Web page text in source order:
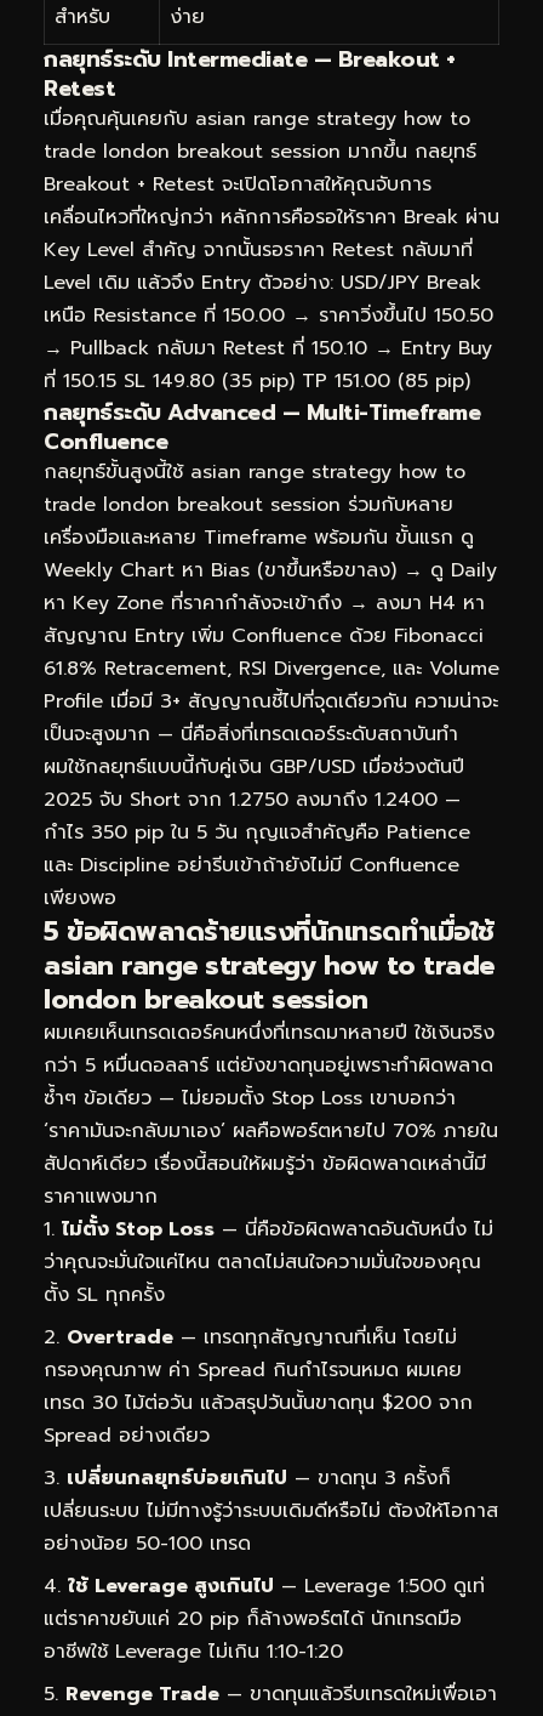
สำหรับ
ง่าย
กลยุทธ์ระดับ Intermediate — Breakout +
Retest
เมื่อคุณคุ้นเคยกับ asian range strategy how to
trade london breakout session มากขึ้น กลยุทธ์
Breakout + Retest จะเปิดโอกาสให้คุณจับการ
เคลื่อนไหวที่ใหญ่กว่า หลักการคือรอให้ราคา Break ผ่าน
Key Level สำคัญ จากนั้นรอราคา Retest กลับมาที่
Level เดิม แล้วจึง Entry ตัวอย่าง: USD/JPY Break
เหนือ Resistance ที่ 150.00 → ราคาวิ่งขึ้นไป 150.50
→ Pullback กลับมา Retest ที่ 150.10 → Entry Buy
ที่ 150.15 SL 149.80 (35 pip) TP 151.00 (85 pip)
กลยุทธ์ระดับ Advanced — Multi-Timeframe
Confluence
กลยุทธ์ขั้นสูงนี้ใช้ asian range strategy how to
trade london breakout session ร่วมกับหลาย
เครื่องมือและหลาย Timeframe พร้อมกัน ขั้นแรก ดู
Weekly Chart หา Bias (ขาขึ้นหรือขาลง) → ดู Daily
หา Key Zone ที่ราคากำลังจะเข้าถึง → ลงมา H4 หา
สัญญาณ Entry เพิ่ม Confluence ด้วย Fibonacci
61.8% Retracement, RSI Divergence, และ Volume
Profile เมื่อมี 3+ สัญญาณชี้ไปที่จุดเดียวกัน ความน่าจะ
เป็นจะสูงมาก — นี่คือสิ่งที่เทรดเดอร์ระดับสถาบันทำ
ผมใช้กลยุทธ์แบบนี้กับคู่เงิน GBP/USD เมื่อช่วงต้นปี
2025 จับ Short จาก 1.2750 ลงมาถึง 1.2400 —
กำไร 350 pip ใน 5 วัน กุญแจสำคัญคือ Patience
และ Discipline อย่ารีบเข้าถ้ายังไม่มี Confluence
เพียงพอ
5 ข้อผิดพลาดร้ายแรงที่นักเทรดทำเมื่อใช้
asian range strategy how to trade
london breakout session
ผมเคยเห็นเทรดเดอร์คนหนึ่งที่เทรดมาหลายปี ใช้เงินจริง
กว่า 5 หมื่นดอลลาร์ แต่ยังขาดทุนอยู่เพราะทำผิดพลาด
ซ้ำๆ ข้อเดียว — ไม่ยอมตั้ง Stop Loss เขาบอกว่า
‘ราคามันจะกลับมาเอง’ ผลคือพอร์ตหายไป 70% ภายใน
สัปดาห์เดียว เรื่องนี้สอนให้ผมรู้ว่า ข้อผิดพลาดเหล่านี้มี
ราคาแพงมาก
ไม่ตั้ง Stop Loss — นี่คือข้อผิดพลาดอันดับหนึ่ง ไม่
ว่าคุณจะมั่นใจแค่ไหน ตลาดไม่สนใจความมั่นใจของคุณ
ตั้ง SL ทุกครั้ง
Overtrade — เทรดทุกสัญญาณที่เห็น โดยไม่
กรองคุณภาพ ค่า Spread กินกำไรจนหมด ผมเคย
เทรด 30 ไม้ต่อวัน แล้วสรุปวันนั้นขาดทุน $200 จาก
Spread อย่างเดียว
เปลี่ยนกลยุทธ์บ่อยเกินไป — ขาดทุน 3 ครั้งก็
เปลี่ยนระบบ ไม่มีทางรู้ว่าระบบเดิมดีหรือไม่ ต้องให้โอกาส
อย่างน้อย 50-100 เทรด
ใช้ Leverage สูงเกินไป — Leverage 1:500 ดูเท่
แต่ราคาขยับแค่ 20 pip ก็ล้างพอร์ตได้ นักเทรดมือ
อาชีพใช้ Leverage ไม่เกิน 1:10-1:20
Revenge Trade — ขาดทุนแล้วรีบเทรดใหม่เพื่อเอา